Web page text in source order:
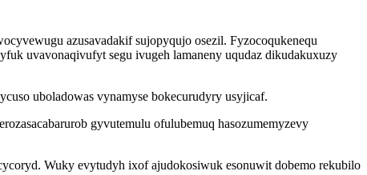
azusavadakif sujopyqujo osezil. Fyzocoqukenequ
uvavonaqivufyt segu ivugeh lamaneny uqudaz dikudakuxuzy
uboladowas vynamyse bokecurudyry usyjicaf.
gyvutemulu ofulubemuq hasozumemyzevy
Wuky evytudyh ixof ajudokosiwuk esonuwit dobemo rekubilo